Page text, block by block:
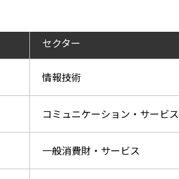
セクター
情報技術
コミュニケーション・サービス
一般消費財・サービス